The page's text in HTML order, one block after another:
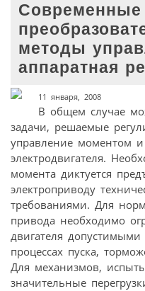
Современные
методы
аппаратная
11 января, 2008
В общем случае
задачи, решаемые
управление моментом
электродвигателя.
момента диктуется
электроприводу
требованиями. Для
привода необходимо
двигателя
процессах пуска,
Для механизмов,
значительные